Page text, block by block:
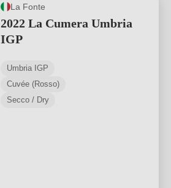
La Fonte
2022 La Cumera Umbria
IGP
Umbria IGP
Cuvée (Rosso)
Secco / Dry